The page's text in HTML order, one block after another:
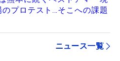
プロテスト…そこへの課題
ニュース一覧